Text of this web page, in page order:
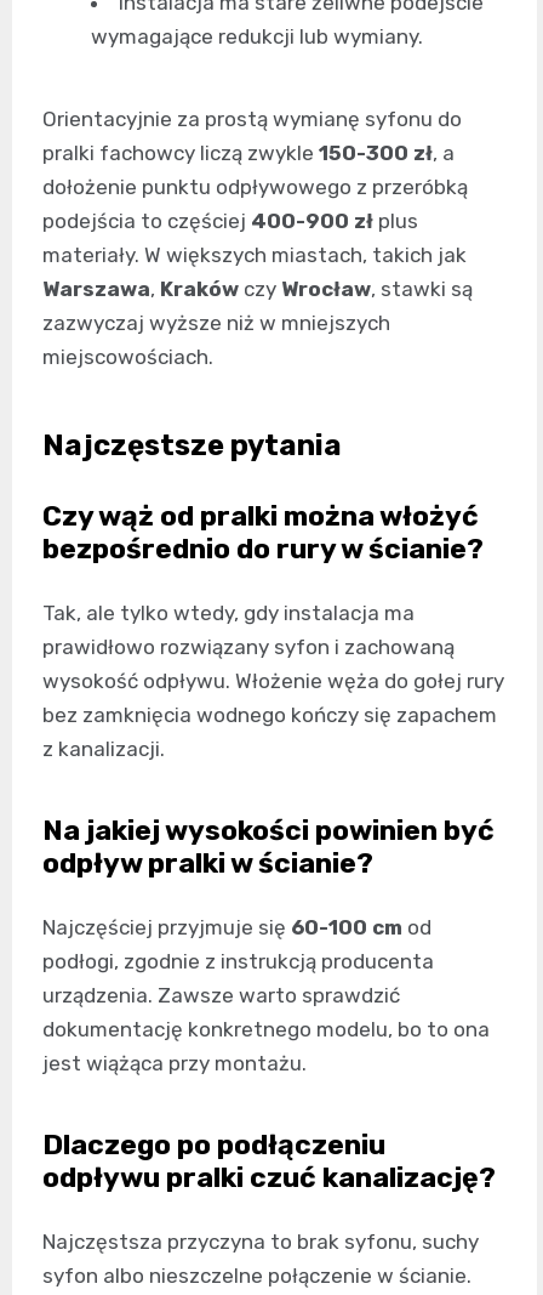
wymagające redukcji lub wymiany.
Orientacyjnie za prostą wymianę syfonu do
pralki fachowcy liczą zwykle 150-300 zł, a
dołożenie punktu odpływowego z przeróbką
podejścia to częściej 400-900 zł plus
materiały. W większych miastach, takich jak
Warszawa, Kraków czy Wrocław, stawki są
zazwyczaj wyższe niż w mniejszych
miejscowościach.
Najczęstsze pytania
Czy wąż od pralki można włożyć
bezpośrednio do rury w ścianie?
Tak, ale tylko wtedy, gdy instalacja ma
prawidłowo rozwiązany syfon i zachowaną
wysokość odpływu. Włożenie węża do gołej rury
bez zamknięcia wodnego kończy się zapachem
z kanalizacji.
Na jakiej wysokości powinien być
odpływ pralki w ścianie?
Najczęściej przyjmuje się 60-100 cm od
podłogi, zgodnie z instrukcją producenta
urządzenia. Zawsze warto sprawdzić
dokumentację konkretnego modelu, bo to ona
jest wiążąca przy montażu.
Dlaczego po podłączeniu
odpływu pralki czuć kanalizację?
Najczęstsza przyczyna to brak syfonu, suchy
syfon albo nieszczelne połączenie w ścianie.